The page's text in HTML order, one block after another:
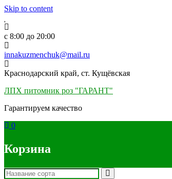
Skip to content
c 8:00 до 20:00
innakuzmenchuk@mail.ru
Краснодарский край, ст. Кущёвская
ЛПХ питомник роз "ГАРАНТ"
Гарантируем качество
0
Корзина